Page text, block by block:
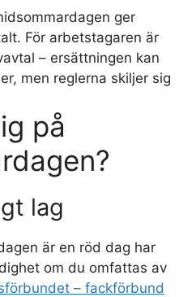
ger
För arbetstagaren är
– ersättningen kan
men reglerna skiljer sig
på
lag
är en röd dag har
om du omfattas av
– fackförbund